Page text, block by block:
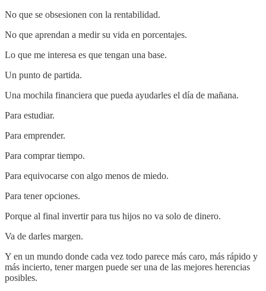
No que se obsesionen con la rentabilidad.
No que aprendan a medir su vida en porcentajes.
Lo que me interesa es que tengan una base.
Un punto de partida.
Una mochila financiera que pueda ayudarles el día de mañana.
Para estudiar.
Para emprender.
Para comprar tiempo.
Para equivocarse con algo menos de miedo.
Para tener opciones.
Porque al final invertir para tus hijos no va solo de dinero.
Va de darles margen.
Y en un mundo donde cada vez todo parece más caro, más rápido y
más incierto, tener margen puede ser una de las mejores herencias
posibles.